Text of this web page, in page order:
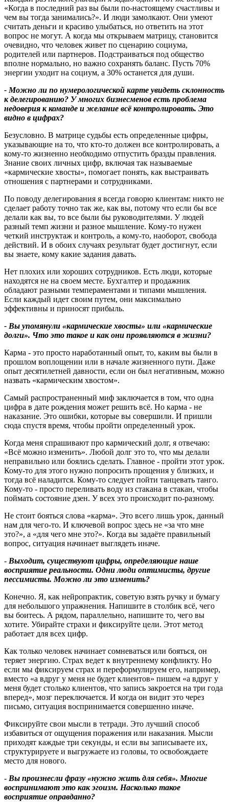
«Когда в последний раз вы были по-настоящему счастливы и
чем вы тогда занимались?». И люди замолкают. Они умеют
считать деньги и красиво улыбаться, но ответить на этот
вопрос не могут. А когда мы открываем матрицу, становится
очевидно, что человек живет по сценарию социума,
родителей или партнеров. Подстраиваться под общество
вполне нормально, но важно сохранять баланс. Пусть 70%
энергии уходит на социум, а 30% останется для души.
- Можно ли по нумерологической карте увидеть склонность
к делегированию? У многих бизнесменов есть проблема
недоверия к команде и желание всё контролировать. Это
видно в цифрах?
Безусловно. В матрице судьбы есть определенные цифры,
указывающие на то, что кто-то должен все контролировать, а
кому-то жизненно необходимо отпустить бразды правления.
Знание своих личных цифр, включая так называемые
«кармические хвосты», помогает понять, как выстраивать
отношения с партнерами и сотрудниками.
По поводу делегирования я всегда говорю клиентам: никто не
сделает работу точно так же, как вы, потому что если бы все
делали как вы, то все были бы руководителями. У людей
разный темп жизни и разное мышление. Кому-то нужен
четкий инструктаж и контроль, а кому-то, наоборот, свобода
действий. И в обоих случаях результат будет достигнут, если
вы знаете, кому какие задания давать.
Нет плохих или хороших сотрудников. Есть люди, которые
находятся не на своем месте. Бухгалтер и продажник
обладают разными темпераментами и типами мышления.
Если каждый идет своим путем, они максимально
эффективны и приносят прибыль.
- Вы упомянули «кармические хвосты» или «кармические
долги». Что это такое и как они проявляются в жизни?
Карма - это просто наработанный опыт, то, каким вы были в
прошлом воплощении или в начале жизненного пути. Даже
опыт десятилетней давности, если он был негативным, можно
назвать «кармическим хвостом».
Самый распространенный миф заключается в том, что одна
цифра в дате рождения может решить всё. Но карма - не
наказание. Это ошибки, которые вы совершили. И пришли
сюда спустя время, чтобы пройти определенный урок.
Когда меня спрашивают про кармический долг, я отвечаю:
«Всё можно изменить». Любой долг это то, что мы делали
неправильно или боялись сделать. Главное - пройти этот урок.
Кому-то для этого нужно попросить прощения у близких, и
тогда всё наладится. Кому-то следует пойти танцевать танго.
Кому-то - просто переливать воду из стакана в стакан, чтобы
поймать состояние дзен. У всех это происходит по-разному.
Не стоит бояться слова «карма». Это всего лишь урок, данный
нам для чего-то. И ключевой вопрос здесь не «за что мне
это?», а «для чего мне это?». Когда вы задаёте правильный
вопрос, ситуация начинает выглядеть иначе.
- Выходит, существуют цифры, определяющие наше
восприятие реальности. Одни люди оптимисты, другие
пессимисты. Можно ли это изменить?
Конечно. Я, как нейропрактик, советую взять ручку и бумагу
для небольшого упражнения. Напишите в столбик всё, чего
вы боитесь. А рядом, параллельно, напишите то, чего вы
хотите. Убирайте страхи и фиксируйте цели. Этот метод
работает для всех цифр.
Как только человек начинает сомневаться или бояться, он
теряет энергию. Страх ведет к внутреннему конфликту. Но
если мы фиксируем страх и переформулируем его, например,
вместо «а вдруг у меня не будет клиентов» пишем «а вдруг у
меня будет столько клиентов, что запись закроется на три года
вперед», мозг переключается. И когда он видит это через
письмо, ситуация воспринимается совершенно иначе.
Фиксируйте свои мысли в тетради. Это лучший способ
избавиться от ощущения поражения или наказания. Мысли
приходят каждые три секунды, и если вы записываете их,
структурируете и выгружаете из головы, то освобождаете
место для нового.
- Вы произнесли фразу «нужно жить для себя». Многие
воспринимают это как эгоизм. Насколько такое
восприятие оправданно?